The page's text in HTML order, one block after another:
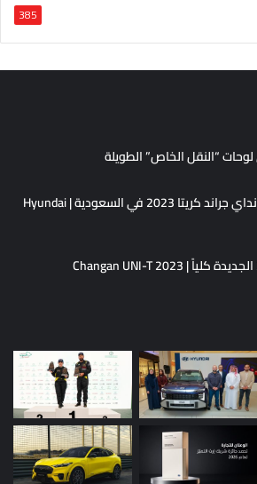
385
“النقل الخاص” الطويلة
مواصفات وأسعار هيونداي جراند كريتا 2023 في السعودية | Hyundai